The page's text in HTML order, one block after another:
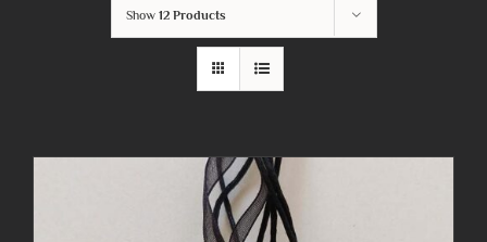
Show 12 Products